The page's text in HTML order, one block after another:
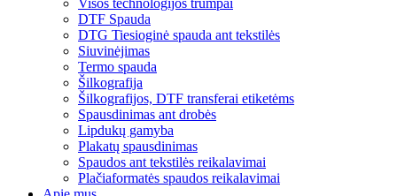
Visos technologijos trumpai
DTF Spauda
DTG Tiesioginė spauda ant tekstilės
Siuvinėjimas
Termo spauda
Šilkografija
Šilkografijos, DTF transferai etiketėms
Spausdinimas ant drobės
Lipdukų gamyba
Plakatų spausdinimas
Spaudos ant tekstilės reikalavimai
Plačiaformatės spaudos reikalavimai